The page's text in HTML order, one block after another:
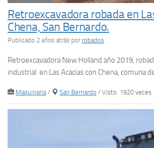
Retroexcavadora robada en
Chena, San Bernardo.
Publicado 2 años atrás por robados
Retroexcavadora New Holland año 2019,
industrial en Las Acacias con Chena, comuna
Maquinaria / San Bernardo / Visto: 1920 veces